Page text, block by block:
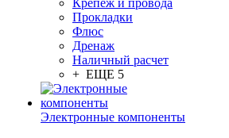
Крепёж и провода
Прокладки
Флюс
Дренаж
Наличный расчет
+ ЕЩЕ 5
Электронные компоненты